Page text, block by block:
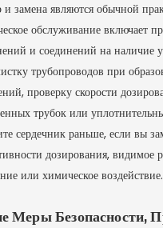
и замена являются обычной
обслуживание включает
и соединений на наличие
трубопроводов при
проверку скорости
трубок или
сердечник раньше, если вы
дозирования, видимое
или химическое воздействие.
Меры Безопасности,